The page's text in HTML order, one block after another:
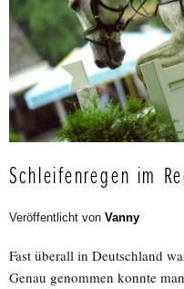
Schleifenregen im
Veröffentlicht von Vanny
Fast überall in Deutschland
Genau genommen konnte